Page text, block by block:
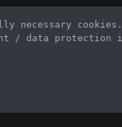
Photo
Large-format images up to
necessary
/ data protection